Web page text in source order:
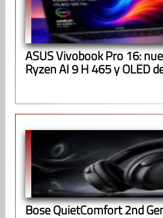
ASUS Vivobook Pro 16:
Ryzen AI 9 H 465 y OLED
Bose QuietComfort 2nd